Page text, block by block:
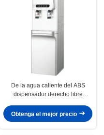
De la agua caliente del ABS
dispensador derecho libre
hotel
Obtenga el mejor precio